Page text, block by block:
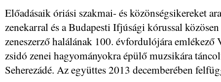
Előadásaik óriási szakmai- és közönségsikereket
zenekarral és a Budapesti Ifjúsági kórussal
zeneszerző halálának 100. évfordulójára
zsidó zenei hagyományokra épülő muzsikára
Seherezádé. Az együttes 2013 decemberében